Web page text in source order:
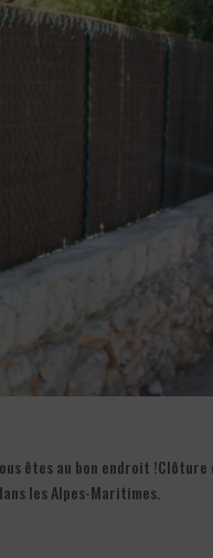
êtes au bon endroit !Clôture
les Alpes-Maritimes.